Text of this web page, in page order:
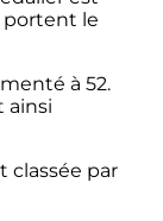
portent le
à 52.
ainsi
classée par